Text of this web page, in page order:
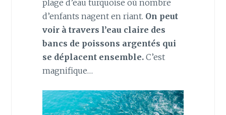
plage d’eau turquoise où nombre
d’enfants nagent en riant. On peut
voir à travers l’eau claire des
bancs de poissons argentés qui
se déplacent ensemble.C’est
magnifique…